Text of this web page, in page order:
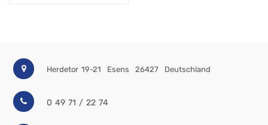
Herdetor 19-21 Esens 26427 Deutschland
0 49 71 / 22 74